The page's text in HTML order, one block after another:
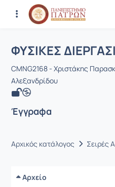
Αρχική Σελίδα
Μάθημα : ΦΥΣΙΚΕΣ
Κωδικός :
ΦΥΣΙΚΕΣ
CMNG2168 - Χριστάκης
Αλεξανδρίδου
Έγγραφα
Αρχικός κατάλογος Σειρές
Αρχείο